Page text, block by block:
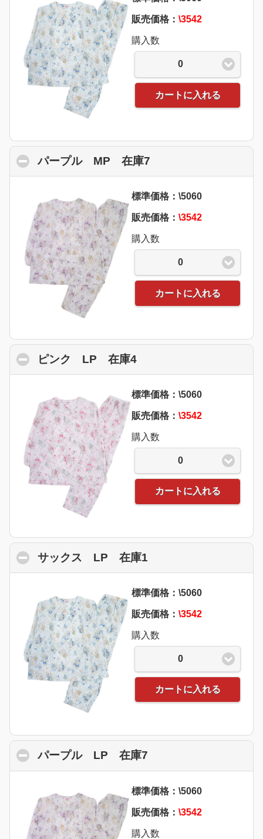
販売価格： \3542
購入数
0
カートに入れる
パープル MP 在庫7
標準価格：\5060
販売価格： \3542
購入数
0
カートに入れる
ピンク LP 在庫4click to collapse
標準価格：\5060
販売価格： \3542
購入数
0
カートに入れる
サックス LP 在庫1
標準価格：\5060
販売価格： \3542
購入数
0
カートに入れる
パープル LP 在庫7
標準価格：\5060
販売価格： \3542
購入数